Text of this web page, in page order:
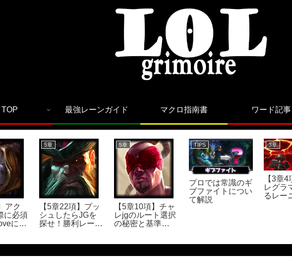
TOP 最強レーンガイド マクロ指南書 ワード記事
アク
に必須
につ
5章
【5章22項】プッ
シュしたらJGを
探せ！勝利レーン
5章
【5章10項】チャ
レjgのルート選択
の秘密と基準
TIPS
プロでは常識のギ
ブファイトについ
て解説
3章
【3章
レグラ
るレー